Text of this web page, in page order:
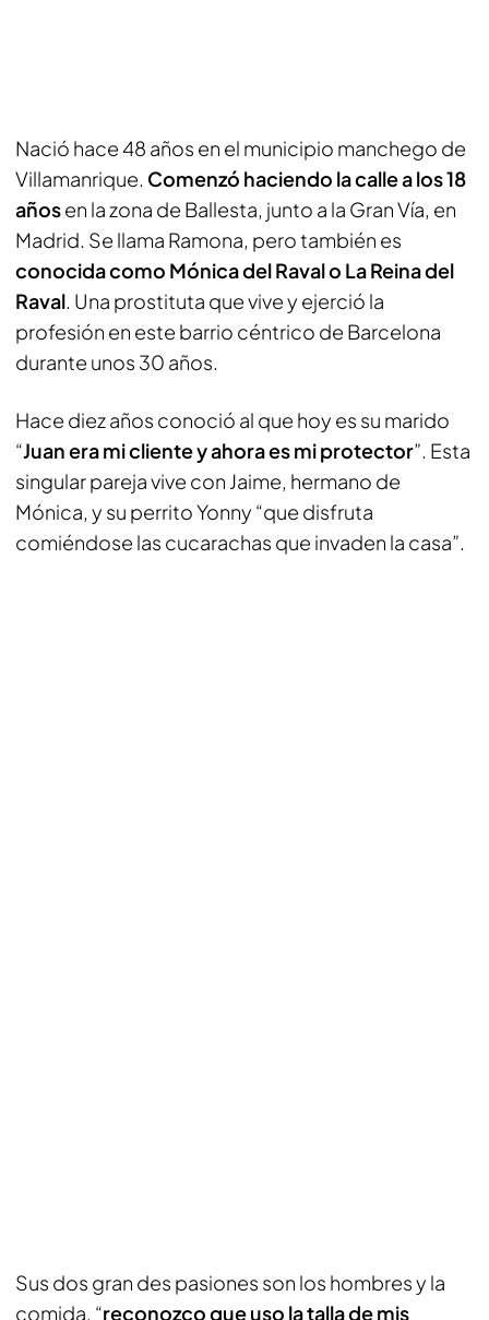
Nació hace 48 años en el municipio manchego de
Villamanrique. Comenzó haciendo la calle a los 18
añosen la zona de Ballesta, junto a la Gran Vía, en
Madrid. Se llama Ramona, pero también es
conocida como Mónica del Raval o La Reina del
Raval. Una prostituta que vive y ejerció la
profesión en este barrio céntrico de Barcelona
durante unos 30 años.
Hace diez años conoció al que hoy es su marido
“Juan era mi cliente y ahora es mi protector”. Esta
singular pareja vive con Jaime, hermano de
Mónica, y su perrito Yonny “que disfruta
comiéndose las cucarachas que invaden la casa”.
Sus dos gran des pasiones son los hombres y la
comida, “reconozco que uso la talla de mis